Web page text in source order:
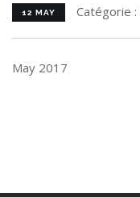
12 MAY Catégorie :
May 2017